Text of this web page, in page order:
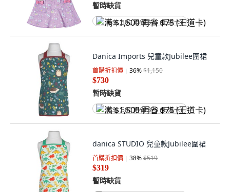
暫時缺貨
满 $1,500 再省 $75 (王道卡)
Danica Imports 兒童款Jubilee圍裙
首購折扣價 36%$1,150
$730
暫時缺貨
满 $1,500 再省 $75 (王道卡)
danica STUDIO 兒童款Jubilee圍裙
首購折扣價 38%$519
$319
暫時缺貨